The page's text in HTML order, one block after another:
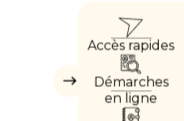
Masquer
Accès rapides
Démarches
en ligne